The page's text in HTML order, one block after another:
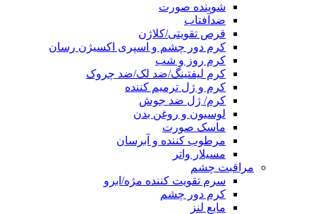
شوینده صورت
ضدآفتاب
قرص تقویتی/کلاژن
کرم دور چشم و اسپری اکسیژن رسان
کرم روز و شب
کرم لیفتینگ/ضد لک/ضد چروک
کرم و ژل ترمیم کننده
کرم/ ژل ضد جوش
لوسیون و روغن بدن
ماسک صورت
مرطوب کننده و آبرسان
مسیلار واتر
مراقبت چشم
سرم تقویت کننده مژه/ابرو
کرم دور چشم
مایع لنز